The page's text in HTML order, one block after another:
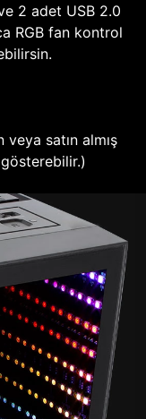
2 adet USB 2.0
RGB fan kontrol
satın almış